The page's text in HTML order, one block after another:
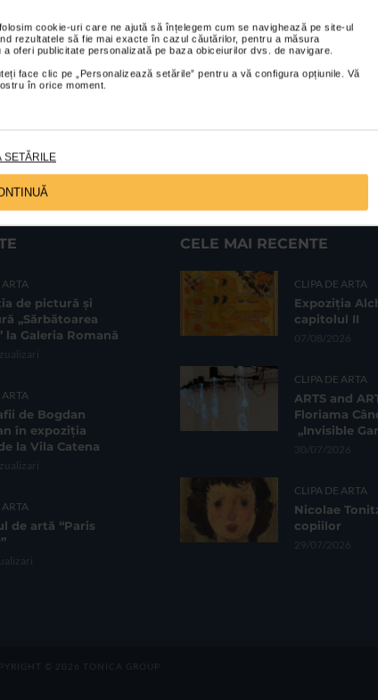
cookie-uri care ne ajută să înțelegem cum se navighează pe site-ul
rezultatele să fie mai exacte în cazul căutărilor, pentru a măsura
oferi publicitate personalizată pe baza obiceiurilor dvs. de navigare.
face clic pe „Personalizează setările” pentru a vă configura opțiunile. Vă
în orice moment.
SETĂRILE
Desene de Sorin
ARTA
de pictură și
„Sărbătoarea
la Galeria Romană
ARTA
de Bogdan
în expoziția
la Vila Catena
ARTA
de artă “Paris
CELE MAI RECENTE
CLIPA DE ARTA
Expoziția
capitolul II
07/08/2026
CLIPA DE ARTA
ARTS and
Floriama
„Invisible
30/07/2026
CLIPA DE ARTA
Nicolae
copiilor
29/07/2026
© 2026 TONICA GROUP